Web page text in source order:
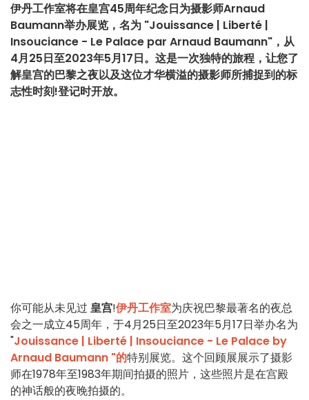
伊丹工作室将在皇宫45周年纪念日为摄影师Arnaud
Baumann举办展览，名为 "Jouissance | Liberté |
Insouciance - Le Palace par Arnaud Baumann"，从
4月25日至2023年5月17日。这是一次独特的旅程，让您了
解皇宫的巴黎之夜以及这位才华横溢的摄影师所捕捉到的标
志性时刻!登记时开放。
你可能从未见过 皇宫!伊丹工作室为庆祝巴黎最著名的夜总
会之一成立45周年，于4月25日至2023年5月17日举办名为
"Jouissance | Liberté | Insouciance - Le Palace by
Arnaud Baumann "的特别展览。这个回顾展展示了摄影
师在1978年至1983年期间拍摄的照片，这些照片是在宫殿
的神话般的夜晚拍摄的。